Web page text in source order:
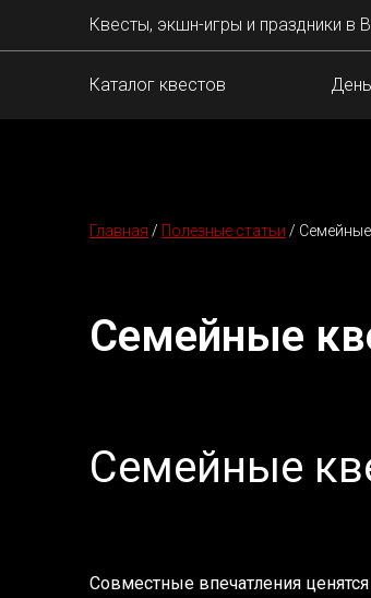
Квесты, экшн-игры и праздники в
Каталог квестов
Главная / Полезные статьи /
Семейные
Семейные
Совместные впечатления